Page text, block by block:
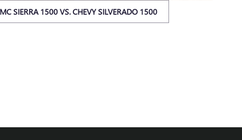
SIERRA 1500 VS. CHEVY SILVERADO 1500